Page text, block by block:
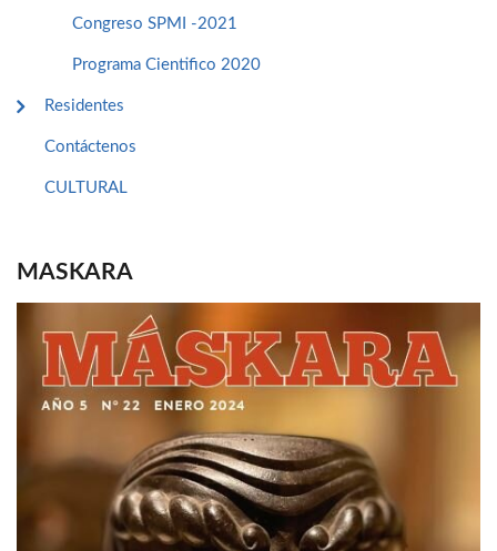
Congreso SPMI -2021
Programa Cientifico 2020
Residentes
Contáctenos
CULTURAL
MASKARA